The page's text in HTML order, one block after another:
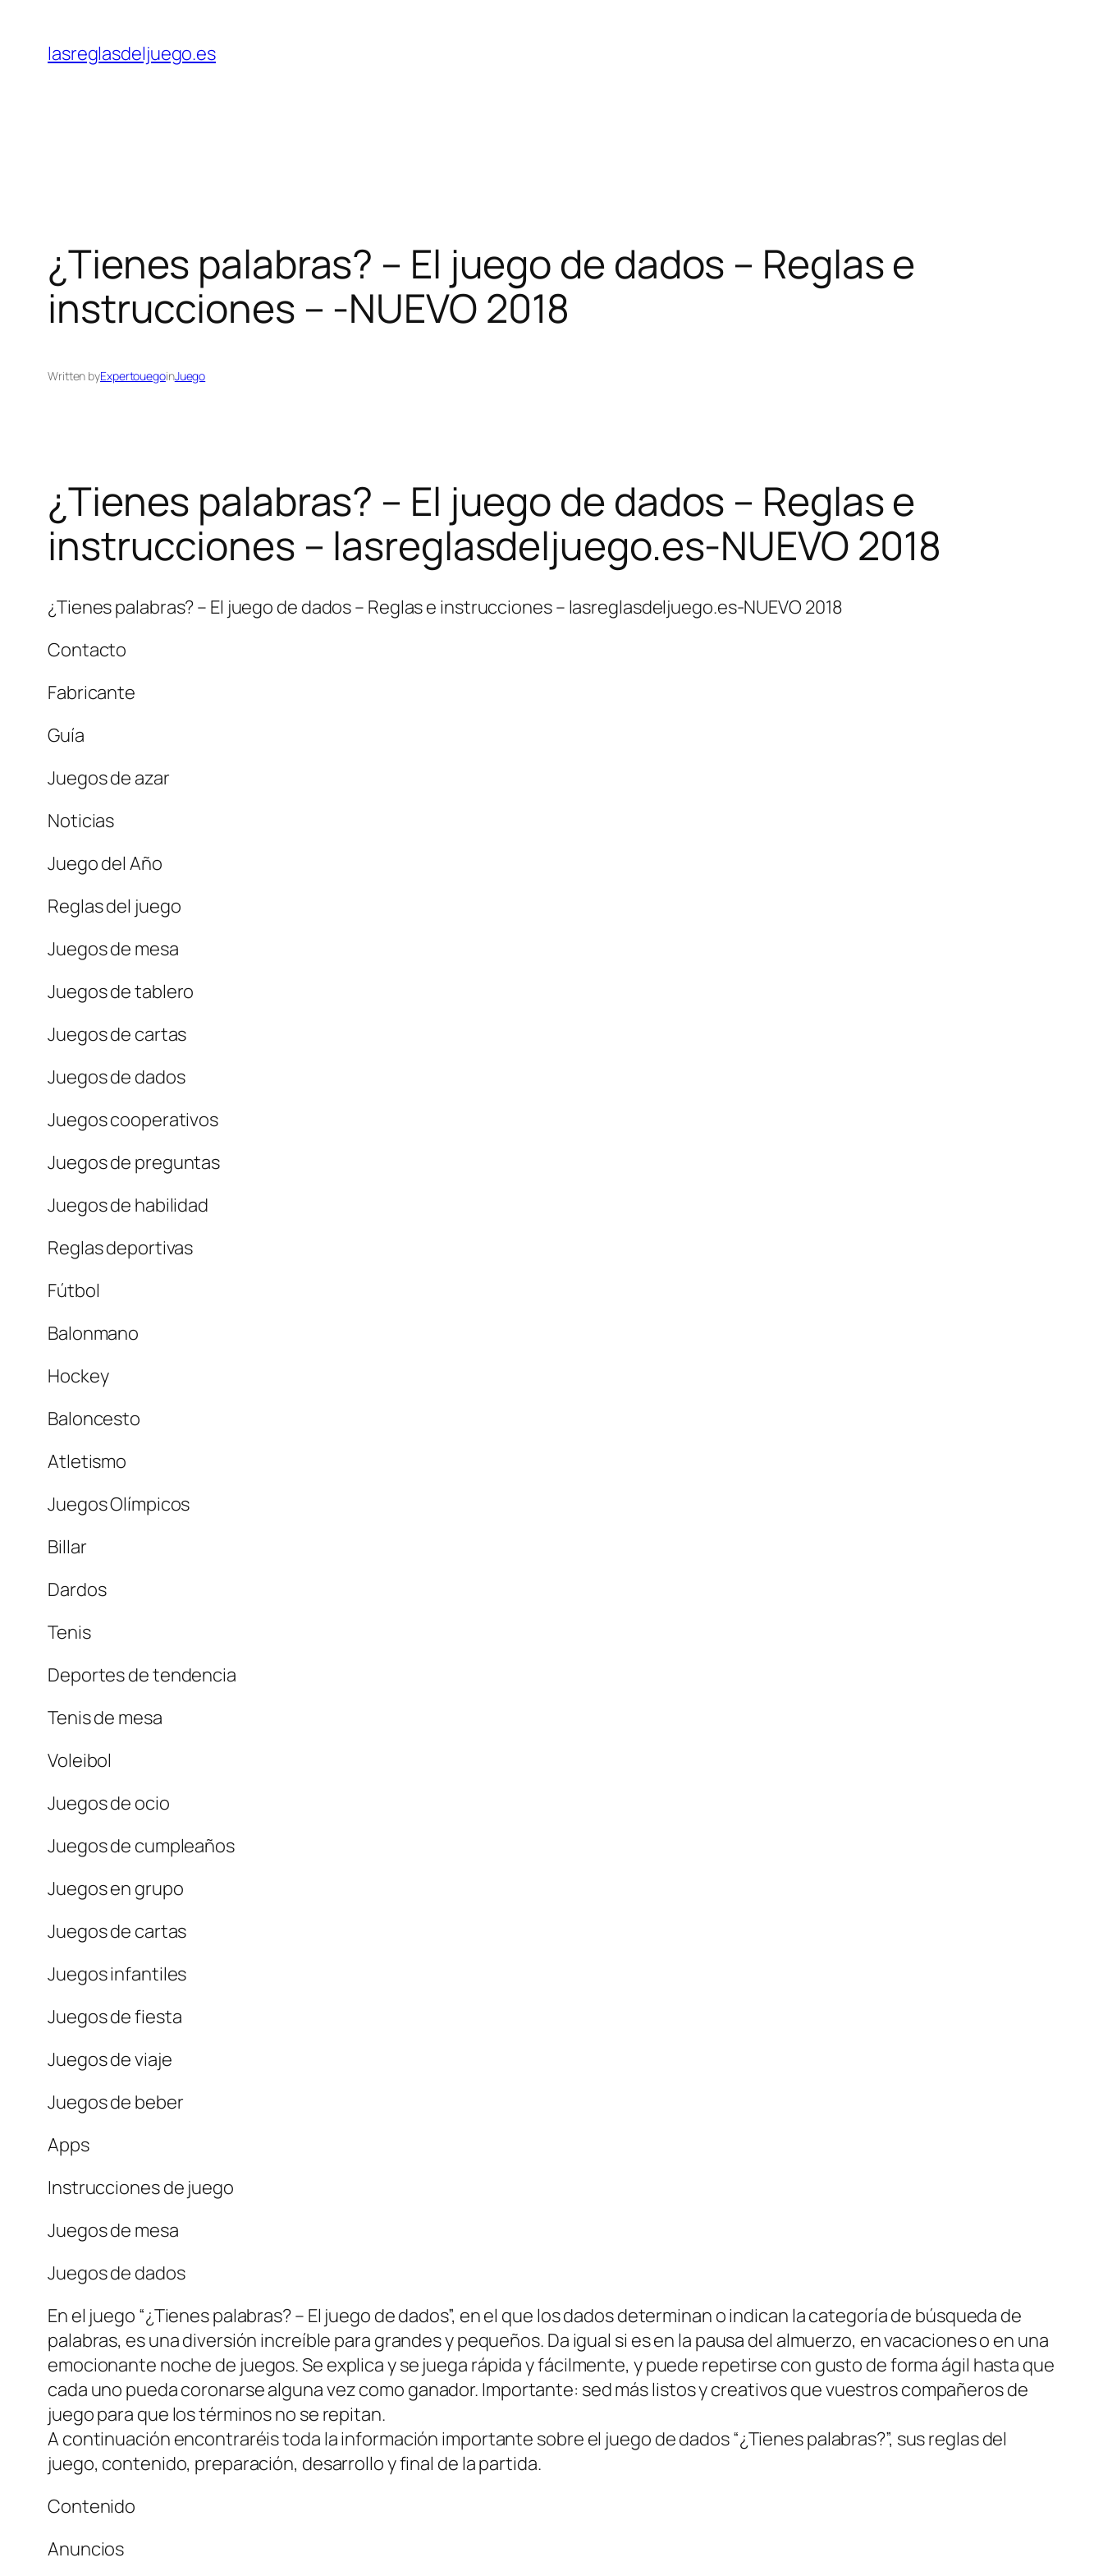
content
lasreglasdeljuego.es
¿Tienes palabras? – El juego de dados – Reglas e
instrucciones – -NUEVO 2018
Written byExpertouegoinJuego
¿Tienes palabras? – El juego de dados – Reglas e
instrucciones – lasreglasdeljuego.es-NUEVO 2018
¿Tienes palabras? – El juego de dados – Reglas e instrucciones – lasreglasdeljuego.es-NUEVO 2018
Contacto
Fabricante
Guía
Juegos de azar
Noticias
Juego del Año
Reglas del juego
Juegos de mesa
Juegos de tablero
Juegos de cartas
Juegos de dados
Juegos cooperativos
Juegos de preguntas
Juegos de habilidad
Reglas deportivas
Fútbol
Balonmano
Hockey
Baloncesto
Atletismo
Juegos Olímpicos
Billar
Dardos
Tenis
Deportes de tendencia
Tenis de mesa
Voleibol
Juegos de ocio
Juegos de cumpleaños
Juegos en grupo
Juegos de cartas
Juegos infantiles
Juegos de fiesta
Juegos de viaje
Juegos de beber
Apps
Instrucciones de juego
Juegos de mesa
Juegos de dados
En el juego “¿Tienes palabras? – El juego de dados”, en el que los dados determinan o indican la categoría de búsqueda de
palabras, es una diversión increíble para grandes y pequeños. Da igual si es en la pausa del almuerzo, en vacaciones o en una
emocionante noche de juegos. Se explica y se juega rápida y fácilmente, y puede repetirse con gusto de forma ágil hasta que
cada uno pueda coronarse alguna vez como ganador. Importante: sed más listos y creativos que vuestros compañeros de
juego para que los términos no se repitan.
A continuación encontraréis toda la información importante sobre el juego de dados “¿Tienes palabras?”, sus reglas del
juego, contenido, preparación, desarrollo y final de la partida.
Contenido
Anuncios